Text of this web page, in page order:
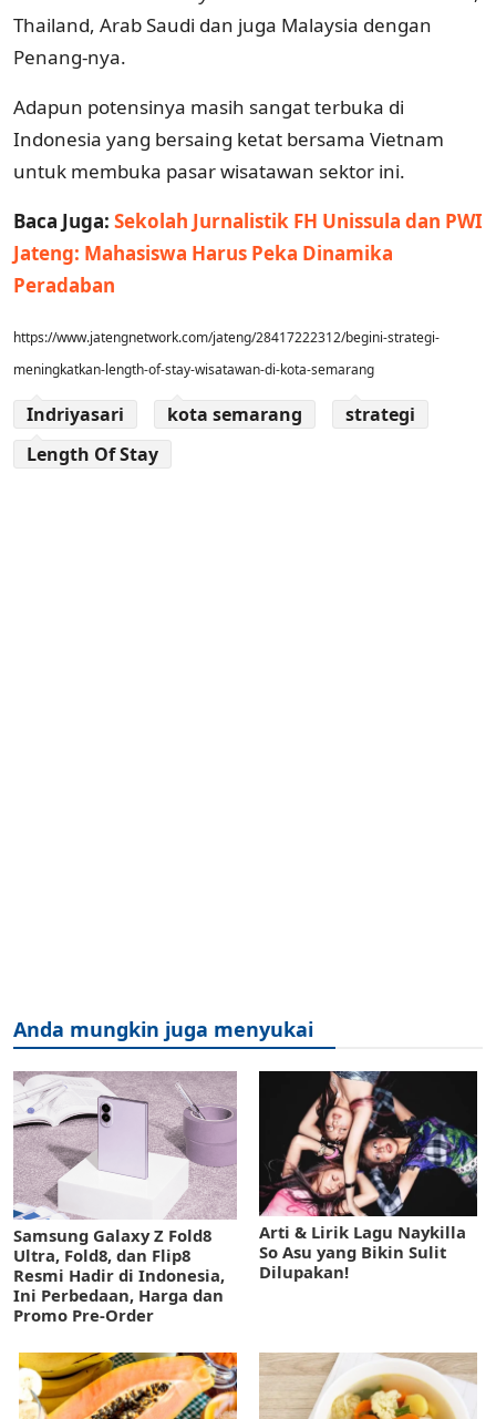
Thailand, Arab Saudi dan juga Malaysia dengan
Penang-nya.
Adapun potensinya masih sangat terbuka di
Indonesia yang bersaing ketat bersama Vietnam
untuk membuka pasar wisatawan sektor ini.
Baca Juga: Sekolah Jurnalistik FH Unissula dan PWI
Jateng: Mahasiswa Harus Peka Dinamika
Peradaban
https://www.jatengnetwork.com/jateng/28417222312/begini-strategi-
meningkatkan-length-of-stay-wisatawan-di-kota-semarang
Indriyasari kota semarang
strategi
Length Of Stay
Anda mungkin juga menyukai
Samsung Galaxy Z Fold8
Ultra, Fold8, dan Flip8
Resmi Hadir di Indonesia,
Ini Perbedaan, Harga dan
Promo Pre-Order
Arti & Lirik Lagu Naykilla
So Asu yang Bikin Sulit
Dilupakan!